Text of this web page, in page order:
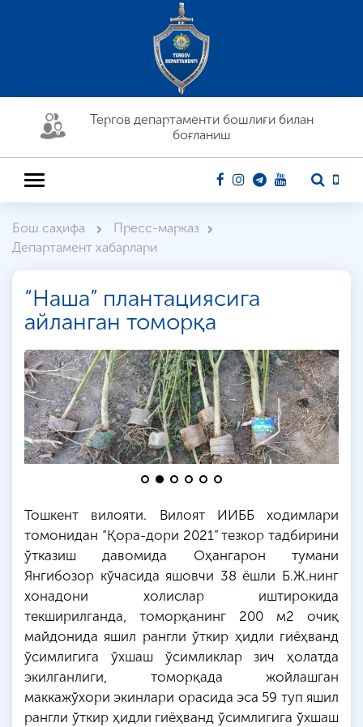
Тергов департaменти бошлиғи билан
боғланиш
Бош саҳифа
Пресс-марказ
Департамент хабарлари
“Наша” плантациясига
айланган томорқа
Тошкент вилояти. Вилоят ИИББ ходимлари
томонидан “Қора-дори 2021” тезкор тадбирини
ўтказиш давомида Оҳангарон тумани
Янгибозор кўчасида яшовчи 38 ёшли Б.Ж.нинг
хонадони холислар иштирокида
текширилганда, томорқанинг 200 м2 очиқ
майдонида яшил рангли ўткир ҳидли гиёҳванд
ўсимлигига ўхшаш ўсимликлар зич ҳолатда
экилганлиги, томорқада жойлашган
маккажўхори экинлари орасида эса 59 туп яшил
рангли ўткир ҳидли гиёҳванд ўсимлигига ўхшаш